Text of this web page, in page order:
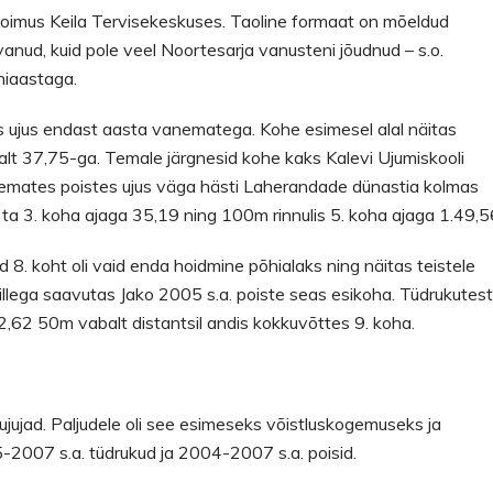
Keila Tervisekeskuses. Taoline formaat on mõeldud
kuid pole veel Noortesarja vanusteni jõudnud – s.o.
ujus endast aasta vanematega. Kohe esimesel alal näitas
37,75-ga. Temale järgnesid kohe kaks Kalevi Ujumiskooli
poistes ujus väga hästi Laherandade dünastia kolmas
3. koha ajaga 35,19 ning 100m rinnulis 5. koha ajaga
8. koht oli vaid enda hoidmine põhialaks ning näitas teistele
saavutas Jako 2005 s.a. poiste seas esikoha. Tüdrukutest
50m vabalt distantsil andis kokkuvõttes 9. koha.
Paljudele oli see esimeseks võistluskogemuseks ja
s.a. tüdrukud ja 2004-2007 s.a. poisid.